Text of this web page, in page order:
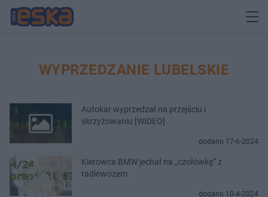
WYPRZEDZANIE LUBELSKIE
Autokar wyprzedzał na przejściu i
skrzyżowaniu [WIDEO]
dodano 17-6-2024
Kierowca BMW jechał na „czołówkę” z
radiowozem
dodano 10-4-2024